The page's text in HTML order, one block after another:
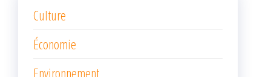
Culture
Économie
Environnement